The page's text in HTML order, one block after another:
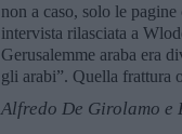
non a caso, solo le
intervista rilasciata a
Gerusalemme araba era
gli arabi”. Quella frattura
Alfredo De Girolamo e